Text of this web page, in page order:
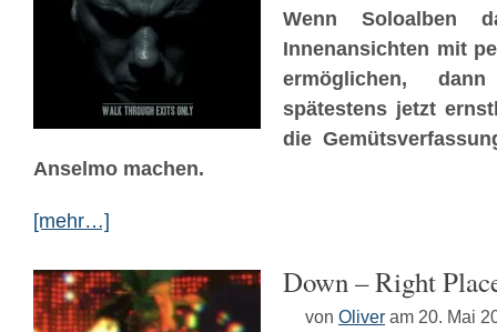
Wenn Soloalben
Innenansichten mit
ermöglichen,
spätestens jetzt
die
Anselmo machen.
[mehr…]
Down – Right
von Oliver am 20. Mai